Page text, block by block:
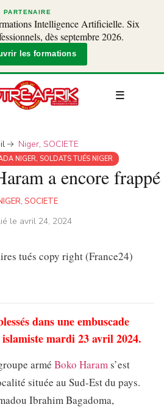
PARTENAIRE
Intelligence Artificielle. Six
dès septembre 2026.
les formations
Niger, SOCIETE
NIGER, SOLDATS TUÉS NIGER
a encore frappé
, SOCIETE
le avril 24, 2024
dans une embuscade
mardi 23 avril 2024.
armé Boko Harams’est
située au Sud-Est du pays.
Ibrahim Bagadoma,